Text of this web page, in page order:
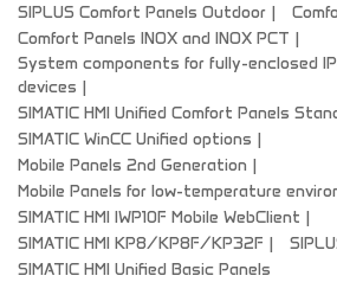
SIPLUS Comfort Panels Outdoor
Comfort Panels INOX and INOX PCT
System components for fully-enclosed
devices
SIMATIC HMI Unified Comfort Panels
SIMATIC WinCC Unified options
Mobile Panels 2nd Generation
Mobile Panels for low-temperature
SIMATIC HMI IWP10F Mobile WebClient
SIMATIC HMI KP8/KP8F/KP32F
SIMATIC HMI Unified Basic Panels